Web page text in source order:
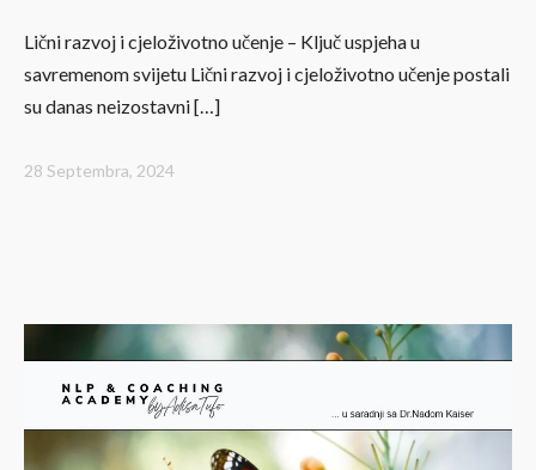
Lični razvoj i cjeloživotno učenje – Ključ uspjeha u
savremenom svijetu Lični razvoj i cjeloživotno učenje postali
su danas neizostavni […]
28 Septembra, 2024